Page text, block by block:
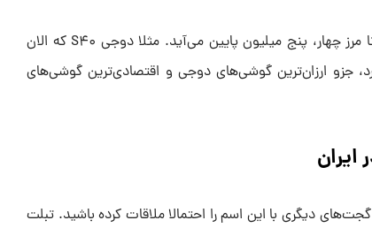
قیمت گوشی دوجی در طرف مقابل حتی تا مرز چهار، پنج میلیون پایین می‌آید. مثلا دوجی S۴۰ که الان
قیمت دارد، جزو ارزان‌ترین گوشی‌های دوجی و اقتصادی‌ترین گوشی‌های
دیگری با این اسم را احتمالا ملاقات کرده باشید. تبلت